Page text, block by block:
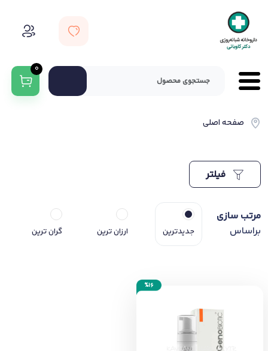
0
صفحه اصلی
مرتب سازی
براساس
جدیدترین ارزان ترین گران ترین
%16